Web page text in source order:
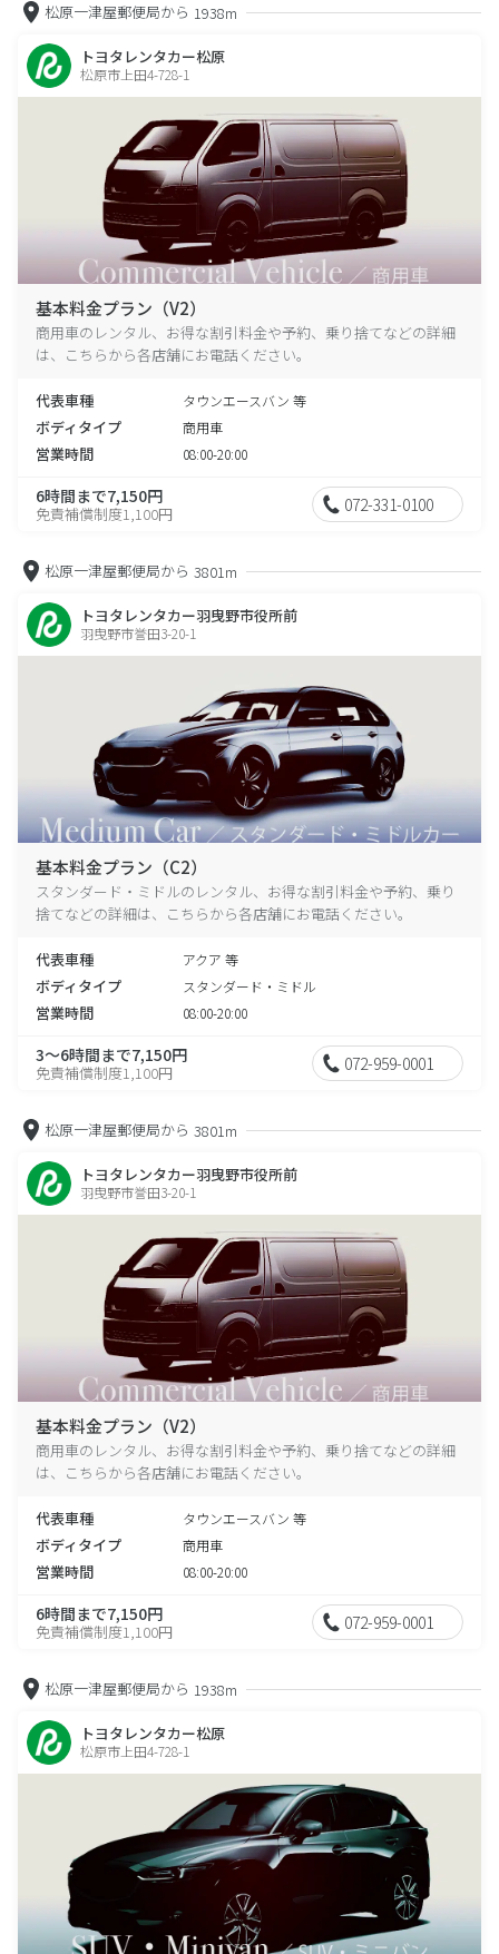
松原一津屋郵便局から 1938m
トヨタレンタカー松原
松原市上田4-728-1
基本料金プラン（V2）
商用車のレンタル、お得な割引料金や予約、乗り捨てなどの詳細
は、こちらから各店舗にお電話ください。
代表車種 タウンエースバン 等
ボディタイプ 商用車
営業時間 08:00-20:00
6時間まで7,150円
免責補償制度1,100円 072-331-0100
松原一津屋郵便局から 3801m
トヨタレンタカー羽曳野市役所前
羽曳野市誉田3-20-1
基本料金プラン（C2）
スタンダード・ミドルのレンタル、お得な割引料金や予約、乗り
捨てなどの詳細は、こちらから各店舗にお電話ください。
代表車種 アクア 等
ボディタイプ スタンダード・ミドル
営業時間 08:00-20:00
3～6時間まで7,150円
免責補償制度1,100円 072-959-0001
松原一津屋郵便局から 3801m
トヨタレンタカー羽曳野市役所前
羽曳野市誉田3-20-1
基本料金プラン（V2）
商用車のレンタル、お得な割引料金や予約、乗り捨てなどの詳細
は、こちらから各店舗にお電話ください。
代表車種 タウンエースバン 等
ボディタイプ 商用車
営業時間 08:00-20:00
6時間まで7,150円
免責補償制度1,100円 072-959-0001
松原一津屋郵便局から 1938m
トヨタレンタカー松原
松原市上田4-728-1